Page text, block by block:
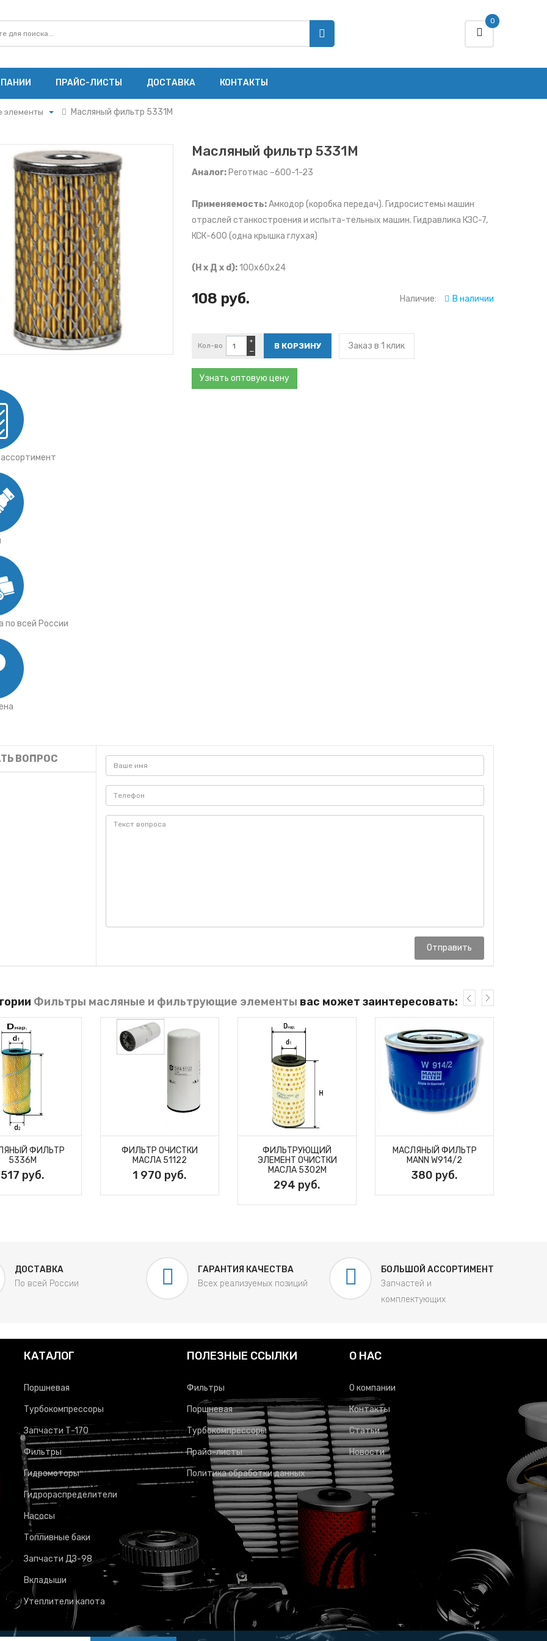
0
ПРАЙС-ЛИСТЫ ДОСТАВКА КОНТАКТЫ
элементы
элементы
элементы
ММЗ
МАЗ
Cummins
ЗМЗ
ГАЗ
Mann
Iveco
JCB
Масляный фильтр 5331M
Масляный фильтр 5331M
Аналог: Реготмас –600-1-23
Применяемость:Амкодор (коробка передач). Гидросистемы машин
отраслей станкостроения и испыта-тельных машин. Гидравлика КЗС-7,
КСК-600 (одна крышка глухая)
(Н х Д х d):100x60x24
108 руб. Наличие: В наличии
Кол-во
−
+ Заказ в 1 клик
Узнать оптовую цену
по всей России
ВОПРОС
Отправить
Фильтры масляные и фильтрующие элементы вас может заинтересовать:
ФИЛЬТР
5336M
517 руб.
ФИЛЬТР ОЧИСТКИ
МАСЛА 51122
1 970 руб.
ФИЛЬТРУЮЩИЙ
ЭЛЕМЕНТ ОЧИСТКИ
МАСЛА 5302М
294 руб.
МАСЛЯНЫЙ ФИЛЬТР
MANN W914/2
380 руб.
ДОСТАВКА
По всей России
ГАРАНТИЯ КАЧЕСТВА
Всех реализуемых позиций
БОЛЬШОЙ АССОРТИМЕНТ
Запчастей и
комплектующих
КАТАЛОГ
Поршневая
Турбокомпрессоры
Запчасти Т-170
Фильтры
Гидромоторы
Гидрораспределители
Насосы
Топливные баки
Запчасти ДЗ-98
Вкладыши
Утеплители капота
ПОЛЕЗНЫЕ ССЫЛКИ
Фильтры
Поршневая
Турбокомпрессоры
Прайс-листы
Политика обработки данных
О НАС
О компании
Контакты
Статьи
Новости